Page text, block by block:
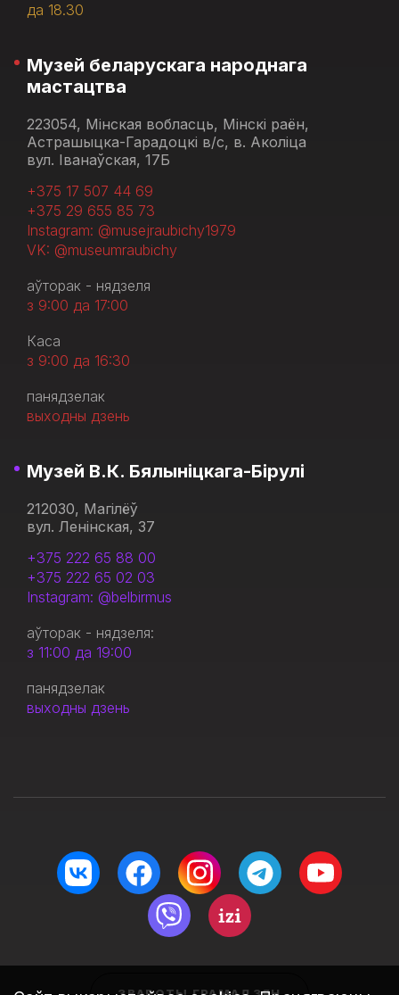
да 18.30
Музей беларускага народнага
мастацтва
223054, Мінская вобласць, Мінскі раён,
Астрашыцка-Гарадоцкі в/с, в. Аколіца
вул. Іванаўская, 17Б
+375 17 507 44 69
+375 29 655 85 73
Instagram: @musejraubichy1979
VK: @museumraubichy
аўторак - нядзеля
з 9:00 да 17:00
Каса
з 9:00 да 16:30
панядзелак
выходны дзень
Музей В.К. Бялыніцкага-Бірулі
212030, Магілёў
вул. Ленінская, 37
+375 222 65 88 00
+375 222 65 02 03
Instagram: @belbirmus
аўторак - нядзеля:
з 11:00 да 19:00
панядзелак
выходны дзень